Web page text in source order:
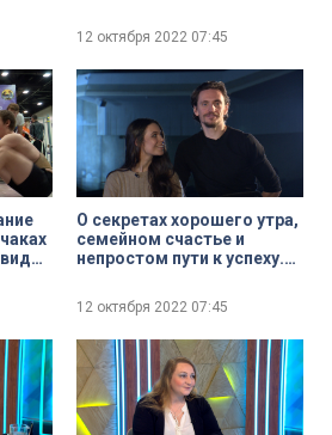
Петербурга
12 октября 2022 07:45
О секретах хорошего утра,
семейном счастье и
непростом пути к успеху.
танцах на льду Елена
Ильиных и артист балета
12 октября 2022 07:45